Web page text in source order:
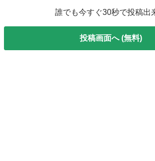
誰でも今すぐ30秒で投稿出
投稿画面へ (無料)